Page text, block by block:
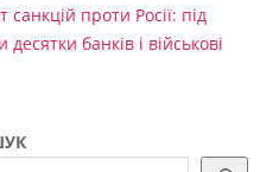
проти Росії: під
банків і військові